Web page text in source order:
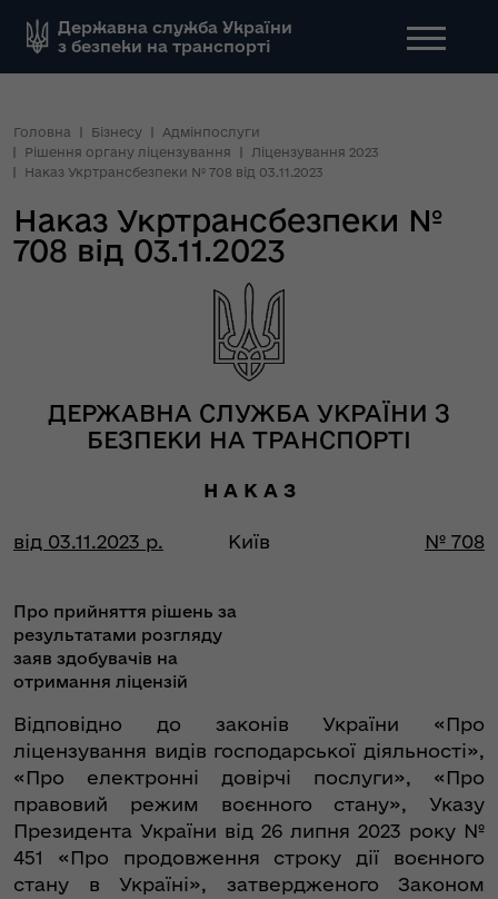
Державна служба України
з безпеки на транспорті
Головна Бізнесу
Адмінпослуги
Рішення органу ліцензування
Ліцензування 2023
Наказ Укртрансбезпеки № 708 від 03.11.2023
Наказ Укртрансбезпеки №
708 від 03.11.2023
ДЕРЖАВНА СЛУЖБА УКРАЇНИ З
БЕЗПЕКИ НА ТРАНСПОРТІ
Н А К А З
від 03.11.2023 р. Київ № 708
Про прийняття рішень за
результатами розгляду
заяв здобувачів на
отримання ліцензій
Відповідно до законів України «Про
ліцензування видів господарської діяльності»,
«Про електронні довірчі послуги», «Про
правовий режим воєнного стану», Указу
Президента України від 26 липня 2023 року №
451 «Про продовження строку дії воєнного
стану в Україні», затвердженого Законом